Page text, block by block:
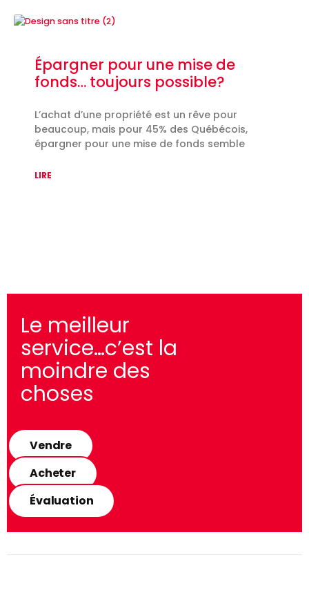
Épargner pour une mise de
fonds… toujours possible?
L’achat d’une propriété est un rêve pour
beaucoup, mais pour 45% des Québécois,
épargner pour une mise de fonds semble
LIRE
Le meilleur
service…c’est la
moindre des
choses
Vendre
Acheter
Évaluation